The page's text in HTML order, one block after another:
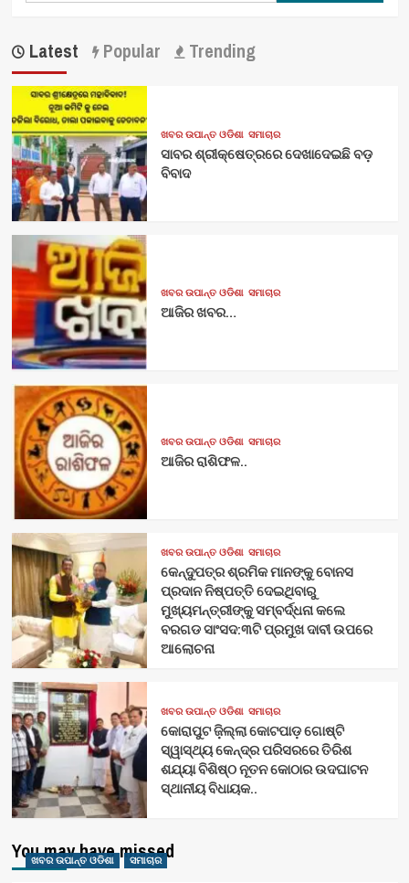
Latest Popular Trending
ଖବର ଉପାନ୍ତ ଓଡିଶା ସମାଚାର
ସାବର ଶ୍ରୀକ୍ଷେତ୍ରରେ ଦେଖାଦେଇଛି ବଡ଼
ବିବାଦ
ଖବର ଉପାନ୍ତ ଓଡିଶା ସମାଚାର
ଆଜିର ଖବର…
ଖବର ଉପାନ୍ତ ଓଡିଶା ସମାଚାର
ଆଜିର ରାଶିଫଳ..
ଖବର ଉପାନ୍ତ ଓଡିଶା ସମାଚାର
କେନ୍ଦୁପତ୍ର ଶ୍ରମିକ ମାନଙ୍କୁ ବୋନସ
ପ୍ରଦାନ ନିଷ୍ପତ୍ତି ଦେଇଥିବାରୁ
ମୁଖ୍ୟମନ୍ତ୍ରୀଙ୍କୁ ସମ୍ବର୍ଦ୍ଧନା କଲେ
ବରଗଡ ସାଂସଦ:୩ଟି ପ୍ରମୁଖ ଦାବୀ ଉପରେ
ଆଲୋଚନା
ଖବର ଉପାନ୍ତ ଓଡିଶା ସମାଚାର
କୋରାପୁଟ ଜ଼ିଲ୍ଲା କୋଟପାଡ଼ ଗୋଷ୍ଟି
ସ୍ୱାସ୍ଥ୍ୟ କେନ୍ଦ୍ର ପରିସରରେ ତିରିଶ
ଶଯ୍ୟା ବିଶିଷ୍ଠ ନୂତନ କୋଠାର ଉଦଘାଟନ
ସ୍ଥାନୀୟ ବିଧାୟକ..
You may have missed
ଖବର ଉପାନ୍ତ ଓଡିଶା ସମାଚାର